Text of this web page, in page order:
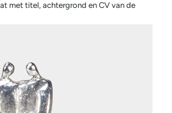
met titel, achtergrond en CV van de